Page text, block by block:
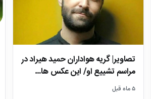
تصاویر| گریه هواداران حمید هیراد در
مراسم تشییع او/ این عکس ها…
۵ ماه قبل